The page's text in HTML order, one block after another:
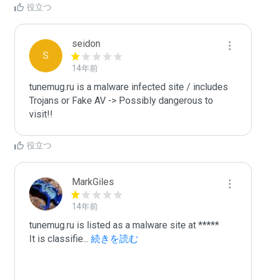
役立つ
S
seidon
14年前
tunemug.ru is a malware infected site / includes
Trojans or Fake AV -> Possibly dangerous to
visit!!
役立つ
MarkGiles
14年前
tunemug.ru is listed as a malware site at *****
It is classifie... 続きを読む